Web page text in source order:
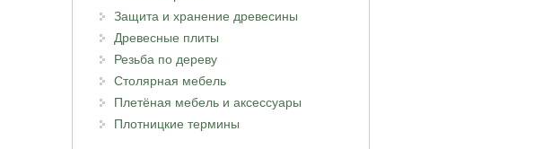
Защита и хранение древесины
Древесные плиты
Резьба по дереву
Столярная мебель
Плетёная мебель и аксессуары
Плотницкие термины